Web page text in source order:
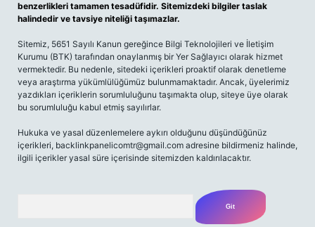
benzerlikleri tamamen tesadüfidir. Sitemizdeki bilgiler taslak
halindedir ve tavsiye niteliği taşımazlar.
Sitemiz, 5651 Sayılı Kanun gereğince Bilgi Teknolojileri ve İletişim
Kurumu (BTK) tarafından onaylanmış bir Yer Sağlayıcı olarak hizmet
vermektedir. Bu nedenle, sitedeki içerikleri proaktif olarak denetleme
veya araştırma yükümlülüğümüz bulunmamaktadır. Ancak, üyelerimiz
yazdıkları içeriklerin sorumluluğunu taşımakta olup, siteye üye olarak
bu sorumluluğu kabul etmiş sayılırlar.
Hukuka ve yasal düzenlemelere aykırı olduğunu düşündüğünüz
içerikleri, backlinkpanelicomtr@gmail.com adresine bildirmeniz halinde,
ilgili içerikler yasal süre içerisinde sitemizden kaldırılacaktır.